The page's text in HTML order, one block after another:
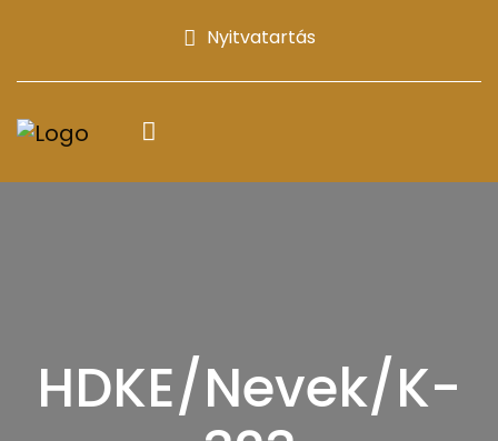
Nyitvatartás
HDKE/Nevek/K-